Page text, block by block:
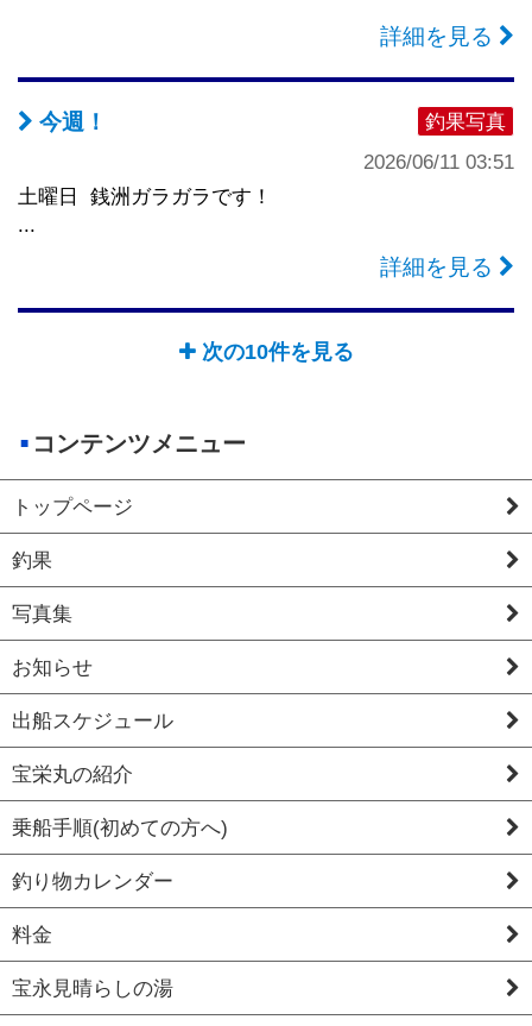
詳細を見る
釣果写真
今週！
2026/06/11 03:51
土曜日 銭洲ガラガラです！
...
詳細を見る
次の10件を見る
コンテンツメニュー
トップページ
釣果
写真集
お知らせ
出船スケジュール
宝栄丸の紹介
乗船手順(初めての方へ)
釣り物カレンダー
料金
宝永見晴らしの湯